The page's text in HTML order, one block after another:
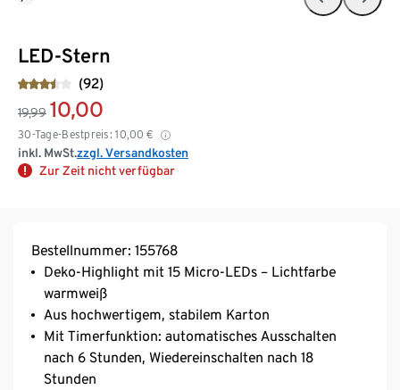
LED-Stern
(92)
19,99 10,00
30-Tage-Bestpreis: 10,00 €
inkl. MwSt.zzgl. Versandkosten
Zur Zeit nicht verfügbar
Bestellnummer: 155768
Deko-Highlight mit 15 Micro-LEDs – Lichtfarbe
warmweiß
Aus hochwertigem, stabilem Karton
Mit Timerfunktion: automatisches Ausschalten
nach 6 Stunden, Wiedereinschalten nach 18
Stunden